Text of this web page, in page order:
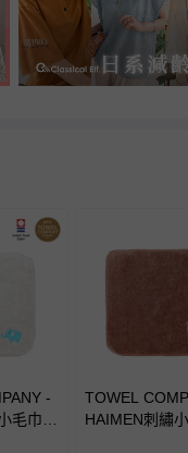
-
毛巾-
TOWEL
HAIMEN刺繡